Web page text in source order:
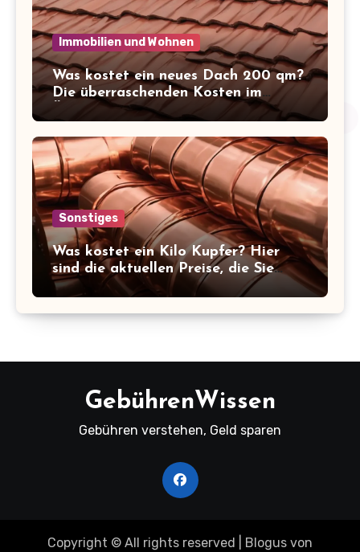
Immobilien und Wohnen
Was kostet ein neues Dach 200 qm?
Die überraschenden Kosten im
Überblick!
Sonstiges
Was kostet ein Kilo Kupfer? Hier
sind die aktuellen Preise, die Sie
kennen sollten!
GebührenWissen
Gebühren verstehen, Geld sparen
Copyright © All rights reserved Blogus von